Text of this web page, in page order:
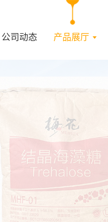
公司动态 产品展厅